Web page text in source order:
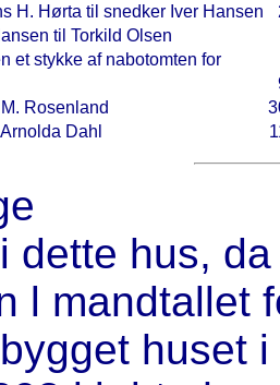
H. Hørta til snedker Iver Hansen
til Torkild Olsen
et stykke af nabotomten for
Rosenland
Dahl
dette hus,
l mandtallet
huset